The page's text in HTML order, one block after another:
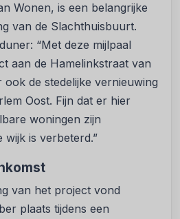
Wonen, is een belangrijke
van de Slachthuisbuurt.
“Met deze mijlpaal
aan de Hamelinkstraat van
ook de stedelijke vernieuwing
Oost. Fijn dat er hier
woningen zijn
wijk is verbeterd.”
van het project vond
plaats tijdens een